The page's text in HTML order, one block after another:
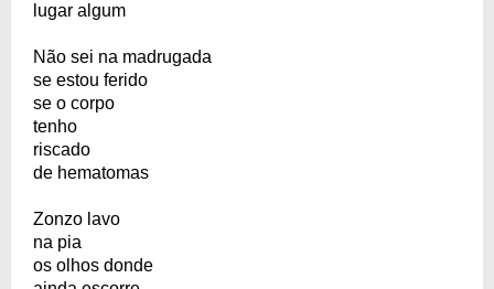
lugar algum
Não sei na madrugada
se estou ferido
se o corpo
tenho
riscado
de hematomas
Zonzo lavo
na pia
os olhos donde